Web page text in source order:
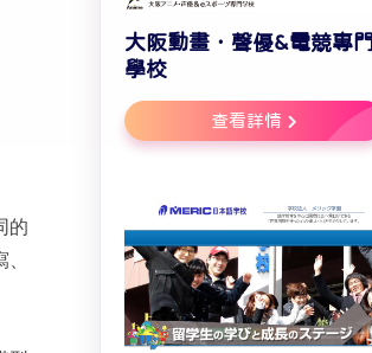
的
大阪動畫．聲優&電競專門
學校
查看詳情